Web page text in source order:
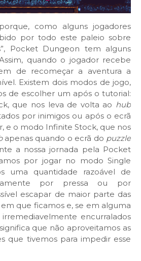
como alguns jogadores
por todo este paleio sobre
Pocket Dungeon tem alguns
quando o jogador recebe
de recomeçar a aventura a
Existem dois modos de jogo,
de escolher um após o tutorial:
que nos leva de volta ao hub
por inimigos ou após o ecrã
e o modo Infinite Stock, que nos
apenas quando o ecrã do puzzle
a nossa jornada pela Pocket
por jogar no modo Single
uma quantidade razoável de
por pressa ou por
escapar de maior parte das
que ficamos e, se em alguma
encurralados
que não aproveitamos as
que tivemos para impedir esse